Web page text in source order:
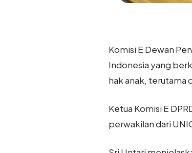
Komisi E Dewan
Indonesia yang
hak anak, terutama
Ketua Komisi E
perwakilan dari